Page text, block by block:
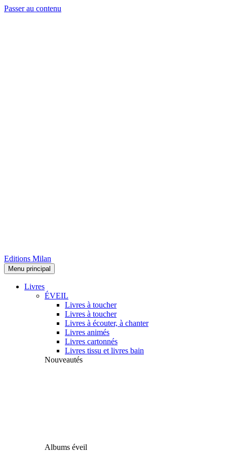
Passer au contenu
Editions Milan
Menu principal
Livres
ÉVEIL
Livres à toucher
Livres à toucher
Livres à écouter, à chanter
Livres animés
Livres cartonnés
Livres tissu et livres bain
Nouveautés
Albums éveil